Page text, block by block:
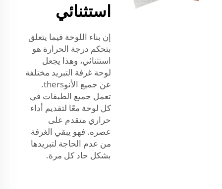
استثنائي
إن بناء اللوحة فيما يتعلق
بتحكم درجة الحرارة هو
استثنائي، وهذا يجعل
لوحة غرفة التبريد مختلفة
عن جميع الأنوthers.
تعمل جميع الطبقات في
كل لوحة معًا لتقديم أداء
حراري متقدم على
عصره. فهو يبقي الغرفة
من عدم الحاجة لتبريدها
بشكل حاد كل مرة.